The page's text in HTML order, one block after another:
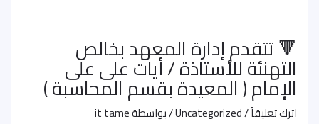
🔻 تتقدم إدارة المعهد بخالص
التهنئة للأستاذة / أيات على على
الإمام ( المعيدة بقسم المحاسبة )
اترك تعليقاً/
Uncategorized/ بواسطةit tame